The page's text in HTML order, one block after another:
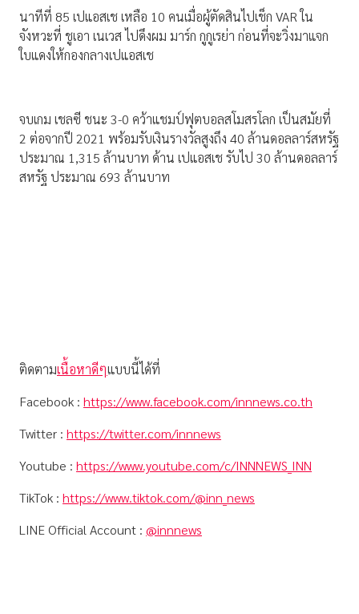
นาทีที่ 85 เปแอสเช เหลือ 10 คนเมื่อผู้ตัดสินไปเช็ก VAR ใน
จังหวะที่ ชูเอา เนเวส ไปดึงผม มาร์ก กูกูเรย่า ก่อนที่จะวิ่งมาแจก
ใบแดงให้กองกลางเปแอสเช
จบเกม เชลซี ชนะ 3-0 คว้าแชมป์ฟุตบอลสโมสรโลก เป็นสมัยที่
2 ต่อจากปี 2021 พร้อมรับเงินรางวัลสูงถึง 40 ล้านดอลลาร์สหรัฐ
ประมาณ 1,315 ล้านบาท ด้าน เปแอสเช รับไป 30 ล้านดอลลาร์
สหรัฐ ประมาณ 693 ล้านบาท
ติดตามเนื้อหาดีๆแบบนี้ได้ที่
Facebook : https://www.facebook.com/innnews.co.th
Twitter : https://twitter.com/innnews
Youtube : https://www.youtube.com/c/INNNEWS_INN
TikTok : https://www.tiktok.com/@inn_news
LINE Official Account : @innnews